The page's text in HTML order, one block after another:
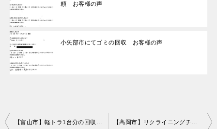
頼 お客様の声
小矢部市にてゴミの回収 お客様の声
投
【富山市】軽トラ1台分の回収☆希望日での回収にご満足いただけました！ 【高岡市】リクライニングチェアなどの回収☆希望日までに処分できお喜びいただけました！